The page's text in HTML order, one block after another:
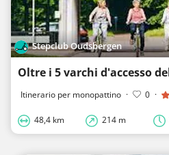
Stepclub Oudsbergen
Itinerario per monopattino · 0 ·
48,4 km 214 m